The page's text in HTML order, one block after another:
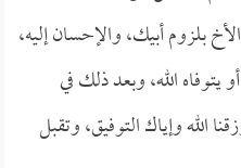
بلزوم أبيك، والإحسان إليه،
يتوفاه الله، وبعد ذلك في
الله وإياك التوفيق، وتقبل